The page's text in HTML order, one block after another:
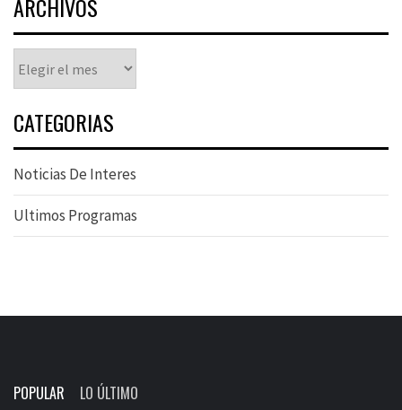
ARCHIVOS
CATEGORIAS
Noticias De Interes
Ultimos Programas
POPULAR LO ÚLTIMO